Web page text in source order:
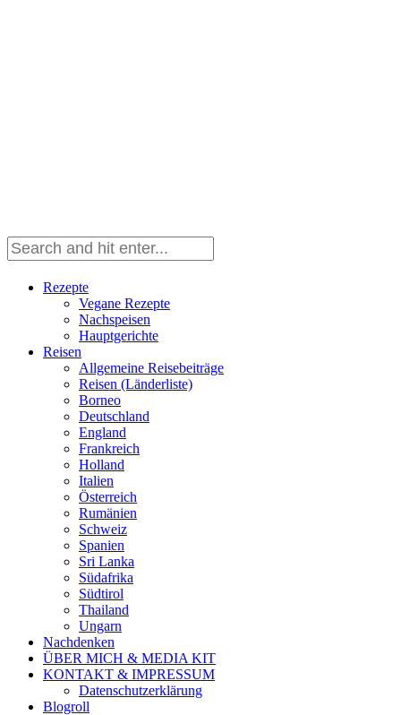
Rezepte
Vegane Rezepte
Nachspeisen
Hauptgerichte
Reisen
Allgemeine Reisebeiträge
Reisen (Länderliste)
Borneo
Deutschland
England
Frankreich
Holland
Italien
Österreich
Rumänien
Schweiz
Spanien
Sri Lanka
Südafrika
Südtirol
Thailand
Ungarn
Nachdenken
ÜBER MICH & MEDIA KIT
KONTAKT & IMPRESSUM
Datenschutzerklärung
Blogroll